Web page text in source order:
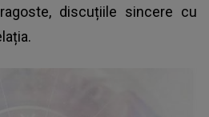
discuțiile sincere cu